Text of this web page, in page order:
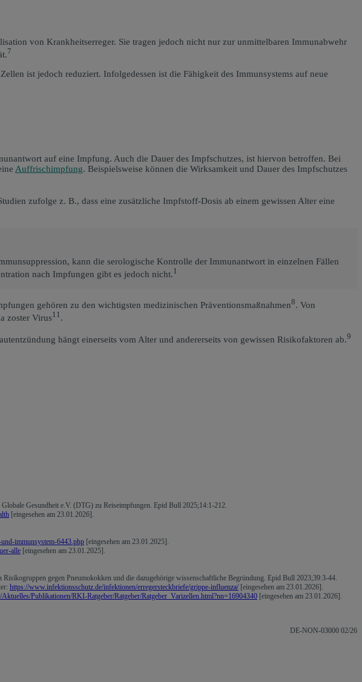
von Krankheitserreger. Sie tragen jedoch nicht nur zur unmittelbaren Immunabwehr
7
ist jedoch reduziert. Infolgedessen ist die Fähigkeit des Immunsystems auf neue
auf eine Impfung. Auch die Dauer des Impfschutzes, ist hiervon betroffen. Bei
Auffrischimpfung. Beispielsweise können die Wirksamkeit und Dauer des Impfschutzes
zufolge z. B., dass eine zusätzliche Impfstoff-Dosis ab einem gewissen Alter eine
kann die serologische Kontrolle der Immunantwort in einzelnen Fällen
nach Impfungen gibt es jedoch nicht.1
gehören zu den wichtigsten medizinischen Präventionsmaßnahmen8. Von
zoster Virus11.
hängt einerseits vom Alter und andererseits von gewissen Risikofaktoren ab.9
Gesundheit e.V. (DTG) zu Reiseimpfungen. Epid Bull 2025;14:1-212.
[eingesehen am 23.01.2026].
immunsystem-6443.php [eingesehen am 23.01.2025].
alle [eingesehen am 23.01.2025].
gegen Pneumokokken und die dazugehörige wissenschaftliche Begründung. Epid Bull 2023;39:3-44.
https://www.infektionsschutz.de/infektionen/erregersteckbriefe/grippe-influenza/ [eingesehen am 23.01.2026].
Publikationen/RKI-Ratgeber/Ratgeber/Ratgeber_Varizellen.html?nn=16904340 [eingesehen am 23.01.2026].
DE-NON-03000 02/26